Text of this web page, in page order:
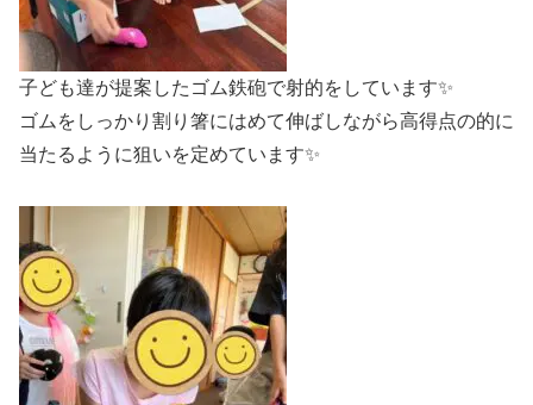
子ども達が提案したゴム鉄砲で射的をしています✨
ゴムをしっかり割り箸にはめて伸ばしながら高得点の的に
当たるように狙いを定めています✨